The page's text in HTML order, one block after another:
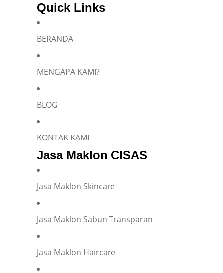
Quick Links
BERANDA
MENGAPA KAMI?
BLOG
KONTAK KAMI
Jasa Maklon CISAS
Jasa Maklon Skincare
Jasa Maklon Sabun Transparan
Jasa Maklon Haircare